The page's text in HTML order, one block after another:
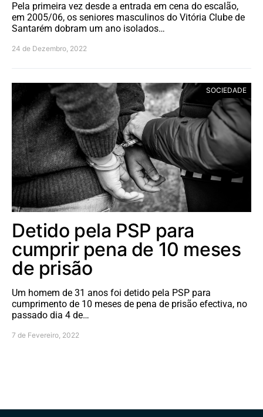
Pela primeira vez desde a entrada em cena do escalão,
em 2005/06, os seniores masculinos do Vitória Clube de
Santarém dobram um ano isolados…
24 de Dezembro, 2022
SOCIEDADE
Detido pela PSP para
cumprir pena de 10 meses
de prisão
Um homem de 31 anos foi detido pela PSP para
cumprimento de 10 meses de pena de prisão efectiva, no
passado dia 4 de…
7 de Fevereiro, 2022